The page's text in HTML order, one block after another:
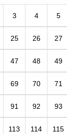
3 4 5
25 26 27
47 48 49
69 70 71
91 92 93
113 114 115